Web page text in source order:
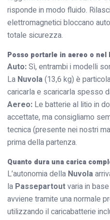
risponde in modo fluido.
elettromagnetici bloccano
totale sicurezza.
Posso portarle in aereo o nel
Auto:Sì, entrambi i modelli
La Nuvola(13,6 kg) è
caricarla e scaricarla spesso
Aereo: Le batterie al litio in
accettate, ma consigliamo
tecnica (presente nei nostri
prima della partenza.
Quanto dura una carica
L’autonomia della Nuvola
la Passepartoutvaria in
avviene tramite una normale
utilizzando il caricabatterie